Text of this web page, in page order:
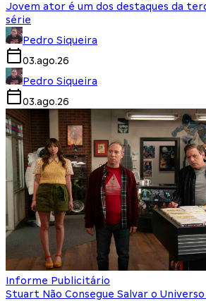
Jovem ator é um dos destaques da
série
Pedro Siqueira
03.ago.26
Pedro Siqueira
03.ago.26
Informe Publicitário
Stuart Não Consegue Salvar o